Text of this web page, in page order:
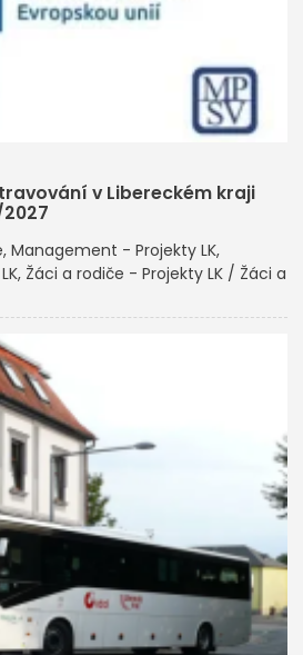
v Libereckém kraji
Management - Projekty LK
Žáci a rodiče - Projekty LK / Žáci a